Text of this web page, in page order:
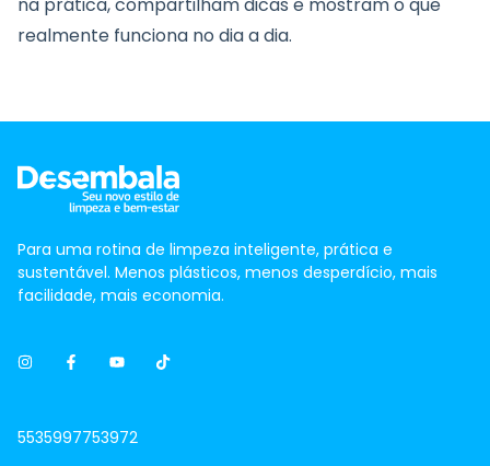
na prática, compartilham dicas e mostram o que
realmente funciona no dia a dia.
Para uma rotina de limpeza inteligente, prática e
sustentável. Menos plásticos, menos desperdício, mais
facilidade, mais economia.
5535997753972